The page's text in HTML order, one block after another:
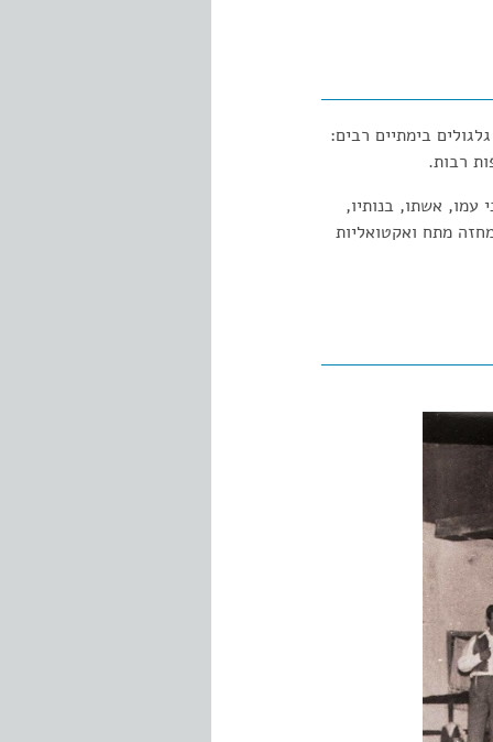
בימתיים רבים:
רבות.
עמו, אשתו, בנותיו,
מתח ואקטואליות